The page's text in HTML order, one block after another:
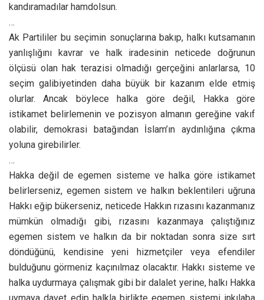
kandıramadılar hamdolsun.
…
Ak Partililer bu seçimin sonuçlarına bakıp, halkı kutsamanın
yanlışlığını kavrar ve halk iradesinin neticede doğrunun
ölçüsü olan hak terazisi olmadığı gerçeğini anlarlarsa, 10
seçim galibiyetinden daha büyük bir kazanım elde etmiş
olurlar. Ancak böylece halka göre değil, Hakka göre
istikamet belirlemenin ve pozisyon almanın gereğine vakıf
olabilir, demokrasi batağından İslam’ın aydınlığına çıkma
yoluna girebilirler.
…
Hakka değil de egemen sisteme ve halka göre istikamet
belirlerseniz, egemen sistem ve halkın beklentileri uğruna
Hakkı eğip bükerseniz, neticede Hakkın rızasını kazanmanız
mümkün olmadığı gibi, rızasını kazanmaya çalıştığınız
egemen sistem ve halkın da bir noktadan sonra size sırt
döndüğünü, kendisine yeni hizmetçiler veya efendiler
bulduğunu görmeniz kaçınılmaz olacaktır. Hakkı sisteme ve
halka uydurmaya çalışmak gibi bir dalalet yerine, halkı Hakka